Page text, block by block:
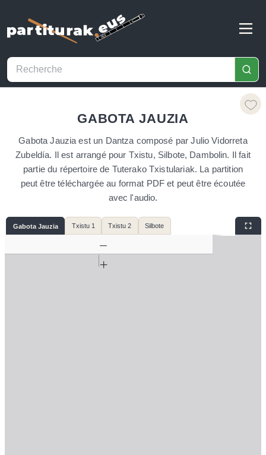
GABOTA JAUZIA
Gabota Jauzia est un Dantza composé par Julio Vidorreta
Zubeldía. Il est arrangé pour Txistu, Silbote, Dambolin. Il fait
partie du répertoire de Tuterako Txistulariak. La partition
peut être téléchargée au format PDF et peut être écoutée
avec l'audio.
Gabota Jauzia Txistu 1 Txistu 2 Silbote